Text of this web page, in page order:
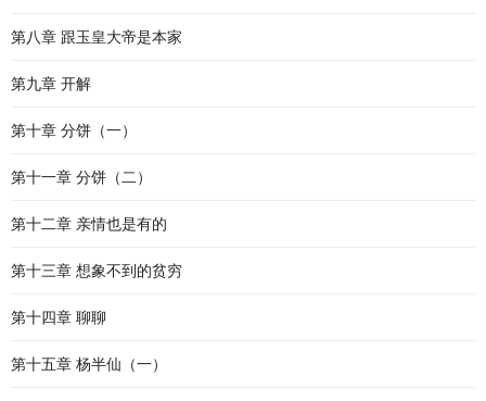
第八章 跟玉皇大帝是本家
第九章 开解
第十章 分饼（一）
第十一章 分饼（二）
第十二章 亲情也是有的
第十三章 想象不到的贫穷
第十四章 聊聊
第十五章 杨半仙（一）